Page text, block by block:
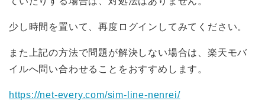
少し時間を置いて、再度ログインしてみてください。
また上記の方法で問題が解決しない場合は、楽天モバ
イルへ問い合わせることをおすすめします。
https://net-every.com/sim-line-nenrei/